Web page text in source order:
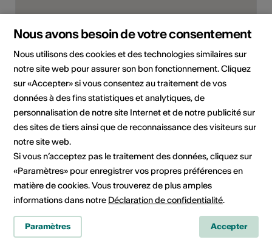
Villa Cassel, 3987 Riederalp
Planifier un itinéraire
Transports publics
Nous avons besoin de votre consentement
Nous utilisons des cookies et des technologies similaires sur
notre site web pour assurer son bon fonctionnement. Cliquez
sur «Accepter» si vous consentez au traitement de vos
données à des fins statistiques et analytiques, de
personnalisation de notre site Internet et de notre publicité sur
des sites de tiers ainsi que de reconnaissance des visiteurs sur
notre site web.
Si vous n’acceptez pas le traitement des données, cliquez sur
«Paramètres» pour enregistrer vos propres préférences en
matière de cookies. Vous trouverez de plus amples
informations dans notre Déclaration de confidentialité.
Paramètres Accepter